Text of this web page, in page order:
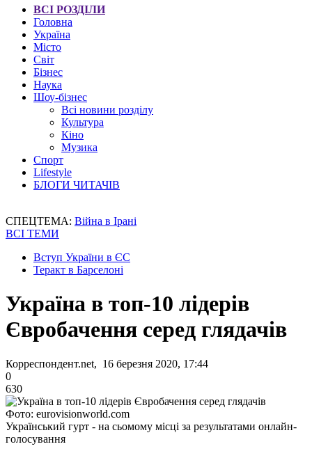
ВСІ РОЗДІЛИ
Головна
Україна
Місто
Світ
Бізнес
Наука
Шоу-бізнес
Всі новини розділу
Культура
Кіно
Музика
Спорт
Lifestyle
БЛОГИ ЧИТАЧІВ
СПЕЦТЕМА: Війна в Ірані
ВСІ ТЕМИ
Вступ України в ЄС
Теракт в Барселоні
Україна в топ-10 лідерів
Євробачення серед глядачів
Корреспондент.net, 16 березня 2020, 17:44
0
630
Фото: eurovisionworld.com
Український гурт - на сьомому місці за результатами онлайн-
голосування